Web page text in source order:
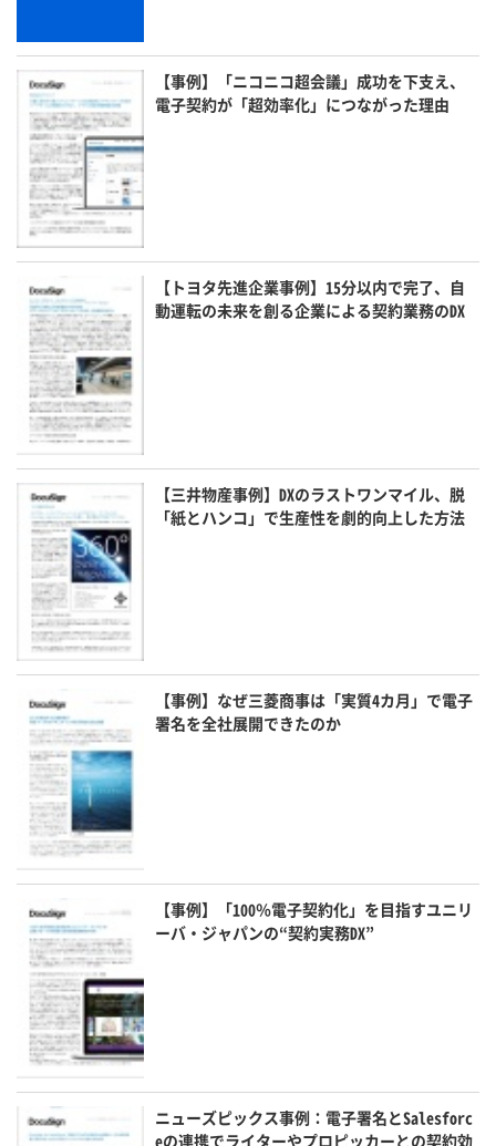
【事例】「ニコニコ超会議」成功を下支え、
電子契約が「超効率化」につながった理由
【トヨタ先進企業事例】15分以内で完了、自
動運転の未来を創る企業による契約業務のDX
【三井物産事例】DXのラストワンマイル、脱
「紙とハンコ」で生産性を劇的向上した方法
【事例】なぜ三菱商事は「実質4カ月」で電子
署名を全社展開できたのか
【事例】「100％電子契約化」を目指すユニリ
ーバ・ジャパンの“契約実務DX”
ニューズピックス事例：電子署名とSalesforc
eの連携でライターやプロピッカーとの契約効